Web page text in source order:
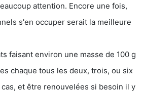
attention. Encore une fois,
s'en occuper serait la meilleure
faisant environ une masse de 100 g
chaque tous les deux, trois, ou six
et être renouvelées si besoin il y